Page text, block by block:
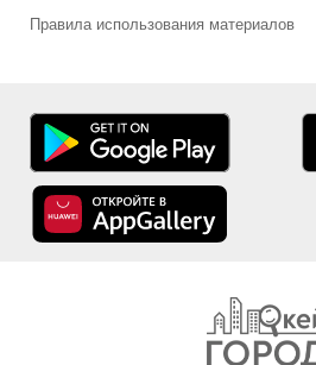
Правила использования материалов